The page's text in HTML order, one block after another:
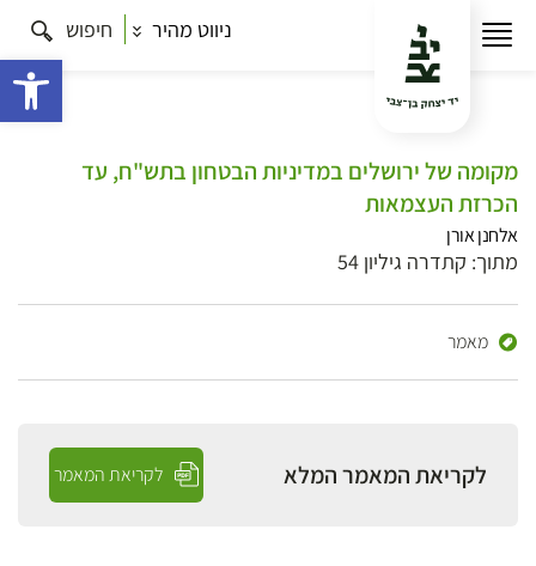
ניווט מהיר חיפוש
מקומה של ירושלים במדיניות הבטחון בתש"ח, עד
הכרזת העצמאות
אלחנן אורן
מתוך: קתדרה גיליון 54
מאמר
לקריאת המאמר המלא לקריאת המאמר